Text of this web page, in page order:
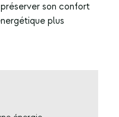
son confort
plus